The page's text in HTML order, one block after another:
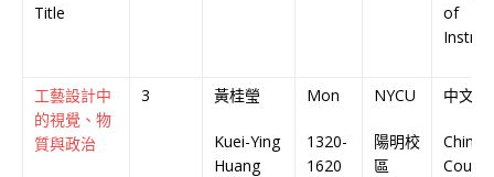
Title
of
工藝設計中
的視覺、物
質與政治
3 黃桂瑩
Kuei-Ying
Huang
Mon
1320-
1620
NYCU
陽明校
區
中文授
Course